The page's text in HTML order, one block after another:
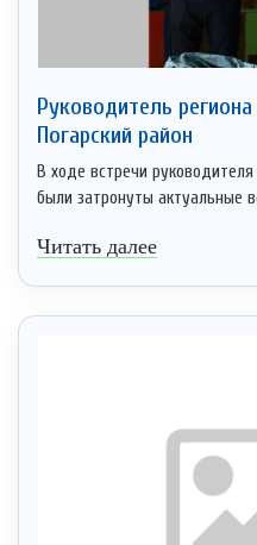
Руководитель
Погарский район
В ходе встречи
были затронуты актуальные
Читать далее